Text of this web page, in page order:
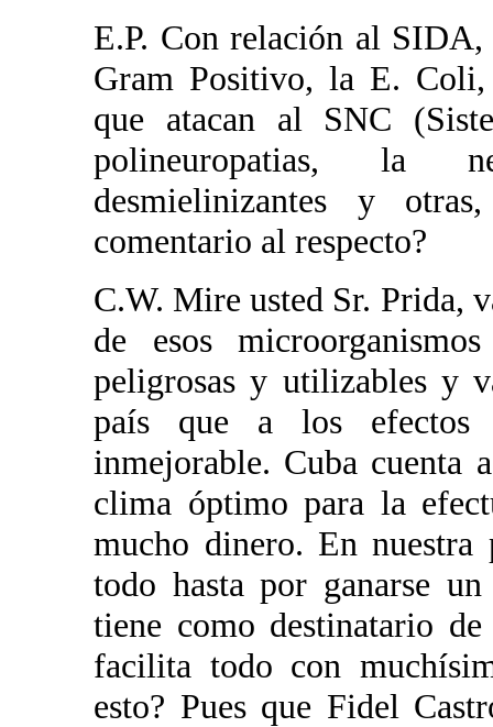
E.P. Con relación al
Gram Positivo, la E. Coli,
que atacan al SNC
polineuropatias, la
desmielinizantes y
comentario al respecto?
C.W. Mire usted Sr. Prida,
de esos
peligrosas y utilizables y
país que a los efectos
inmejorable. Cuba cuenta
clima óptimo para la
mucho dinero. En nuestra
todo hasta por ganarse
tiene como destinatario
facilita todo con
esto? Pues que Fidel